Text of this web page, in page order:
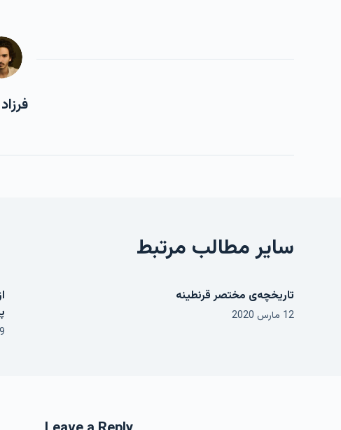
سایر مطالب مرتبط
تاریخچه‌ی مختصر قرنطینه
12 مارس 2020
09